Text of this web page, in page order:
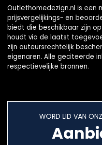
Outlethomedezign.nl is een
prijsvergelijkings- en
biedt die beschikbaar zijn
houdt via de laatst
zijn auteursrechtelijk
eigenaren. Alle geciteerde
respectievelijke bronnen.
WORD LID VAN